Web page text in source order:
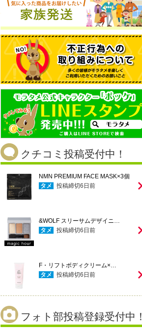
クチコミ投稿受付中！
NMN PREMIUM FACE MASK×3個
タメ
投稿締切6 日前
&WOLF スリーサムデザイニ…
タメ
投稿締切6 日前
F・リフトボディクリーム×…
タメ
投稿締切6 日前
フォト部投稿登録受付中！